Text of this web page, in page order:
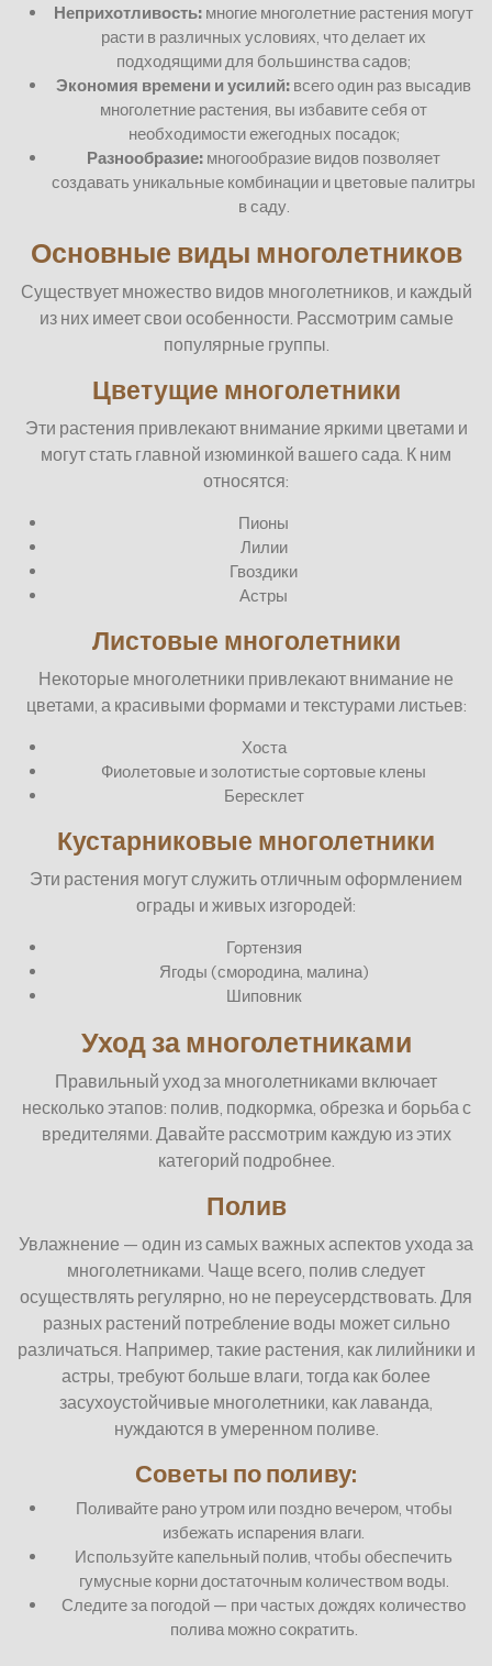
Неприхотливость: многие многолетние растения могут
расти в различных условиях, что делает их
подходящими для большинства садов;
Экономия времени и усилий: всего один раз высадив
многолетние растения, вы избавите себя от
необходимости ежегодных посадок;
Разнообразие: многообразие видов позволяет
создавать уникальные комбинации и цветовые палитры
в саду.
Основные виды многолетников
Существует множество видов многолетников, и каждый
из них имеет свои особенности. Рассмотрим самые
популярные группы.
Цветущие многолетники
Эти растения привлекают внимание яркими цветами и
могут стать главной изюминкой вашего сада. К ним
относятся:
Пионы
Лилии
Гвоздики
Астры
Листовые многолетники
Некоторые многолетники привлекают внимание не
цветами, а красивыми формами и текстурами листьев:
Хоста
Фиолетовые и золотистые сортовые клены
Бересклет
Кустарниковые многолетники
Эти растения могут служить отличным оформлением
ограды и живых изгородей:
Гортензия
Ягоды (смородина, малина)
Шиповник
Уход за многолетниками
Правильный уход за многолетниками включает
несколько этапов: полив, подкормка, обрезка и борьба с
вредителями. Давайте рассмотрим каждую из этих
категорий подробнее.
Полив
Увлажнение — один из самых важных аспектов ухода за
многолетниками. Чаще всего, полив следует
осуществлять регулярно, но не переусердствовать. Для
разных растений потребление воды может сильно
различаться. Например, такие растения, как лилийники и
астры, требуют больше влаги, тогда как более
засухоустойчивые многолетники, как лаванда,
нуждаются в умеренном поливе.
Советы по поливу:
Поливайте рано утром или поздно вечером, чтобы
избежать испарения влаги.
Используйте капельный полив, чтобы обеспечить
гумусные корни достаточным количеством воды.
Следите за погодой — при частых дождях количество
полива можно сократить.